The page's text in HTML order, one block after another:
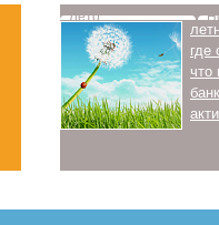
Лето
где
что